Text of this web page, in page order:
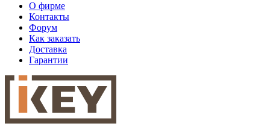
О фирме
Контакты
Форум
Как заказать
Доставка
Гарантии